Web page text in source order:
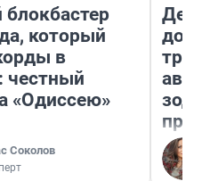
блокбастер
который
в
честный
«Одиссею»
Соколов